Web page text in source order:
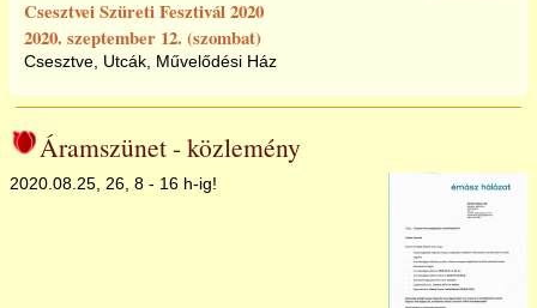
Csesztvei Szüreti Fesztivál 2020
2020. szeptember 12. (szombat)
Csesztve, Utcák, Művelődési Ház
Áramszünet - közlemény
2020.08.25, 26, 8 - 16 h-ig!